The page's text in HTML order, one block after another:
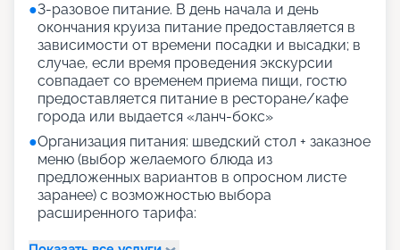
●3-разовое питание. В день начала и день
окончания круиза питание предоставляется в
зависимости от времени посадки и высадки; в
случае, если время проведения экскурсии
совпадает со временем приема пищи, гостю
предоставляется питание в ресторане/кафе
города или выдается «ланч-бокс»
●Организация питания: шведский стол + заказное
меню (выбор желаемого блюда из
предложенных вариантов в опросном листе
заранее) с возможностью выбора
расширенного тарифа: